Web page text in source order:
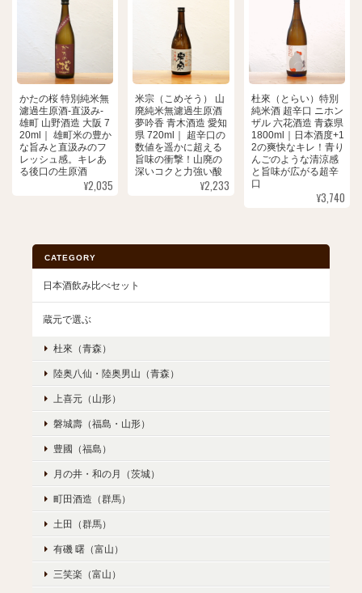
かたの桜 特別純米無
濾過生原酒-直汲み-
雄町 山野酒造 大阪 7
20ml｜ 雄町米の豊か
な旨みと直汲みのフ
レッシュ感。キレあ
る後口の生原酒
¥2,035
米宗（こめそう） 山
廃純米無濾過生原酒
夢吟香 青木酒造 愛知
県 720ml｜ 超辛口の
数値を遥かに超える
旨味の衝撃！山廃の
深いコクと力強い酸
¥2,233
杜來（とらい）特別
純米酒 超辛口 ニホン
ザル 六花酒造 青森県
1800ml｜日本酒度+1
2の爽快なキレ！青り
んごのような清涼感
と旨味が広がる超辛
口
¥3,740
CATEGORY
日本酒飲み比べセット
蔵元で選ぶ
杜來（青森）
陸奥八仙・陸奥男山（青森）
上喜元（山形）
磐城壽（福島・山形）
豊國（福島）
月の井・和の月（茨城）
町田酒造（群馬）
土田（群馬）
有磯 曙（富山）
三笑楽（富山）